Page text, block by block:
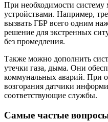
При необходимости
устройствами. Например,
вызвать ГБР всего одним
решение для экстренных
без промедления.
Также можно дополнить
утечки газа, дыма. Они
коммунальных аварий. При
возгорания датчики
соответствующие службы.
Самые частые